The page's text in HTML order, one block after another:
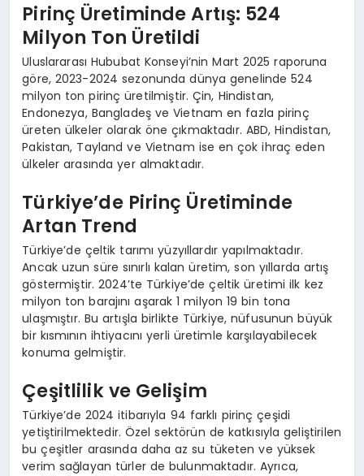
Pirinç Üretiminde Artış: 524
Milyon Ton Üretildi
Uluslararası Hububat Konseyi’nin Mart 2025 raporuna
göre, 2023-2024 sezonunda dünya genelinde 524
milyon ton pirinç üretilmiştir. Çin, Hindistan,
Endonezya, Bangladeş ve Vietnam en fazla pirinç
üreten ülkeler olarak öne çıkmaktadır. ABD, Hindistan,
Pakistan, Tayland ve Vietnam ise en çok ihraç eden
ülkeler arasında yer almaktadır.
Türkiye’de Pirinç Üretiminde
Artan Trend
Türkiye’de çeltik tarımı yüzyıllardır yapılmaktadır.
Ancak uzun süre sınırlı kalan üretim, son yıllarda artış
göstermiştir. 2024’te Türkiye’de çeltik üretimi ilk kez
milyon ton barajını aşarak 1 milyon 19 bin tona
ulaşmıştır. Bu artışla birlikte Türkiye, nüfusunun büyük
bir kısmının ihtiyacını yerli üretimle karşılayabilecek
konuma gelmiştir.
Çeşitlilik ve Gelişim
Türkiye’de 2024 itibarıyla 94 farklı pirinç çeşidi
yetiştirilmektedir. Özel sektörün de katkısıyla geliştirilen
bu çeşitler arasında daha az su tüketen ve yüksek
verim sağlayan türler de bulunmaktadır. Ayrıca,